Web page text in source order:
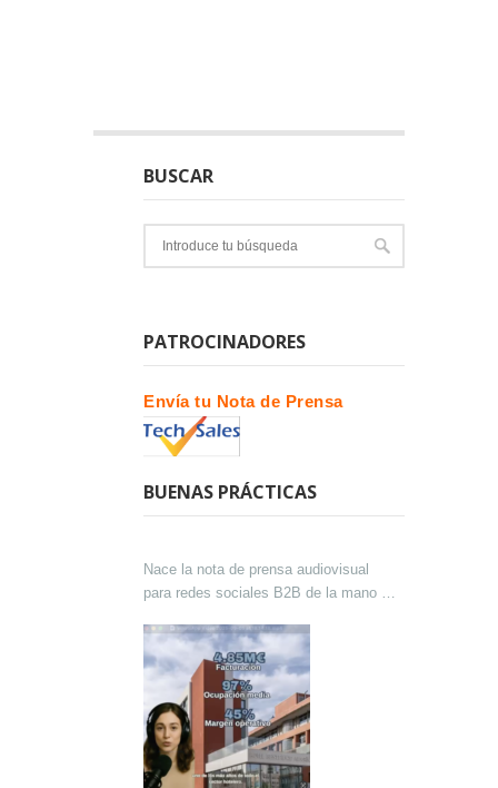
BUSCAR
PATROCINADORES
Envía tu Nota de Prensa
BUENAS PRÁCTICAS
Nace la nota de prensa audiovisual
para redes sociales B2B de la mano de